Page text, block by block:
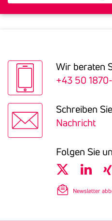
Wir beraten
+43 50
Schreiben
Nachricht
Folgen Sie
Newsletter